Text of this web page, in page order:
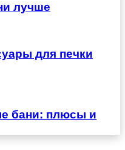
лучше
для печки
бани: плюсы и